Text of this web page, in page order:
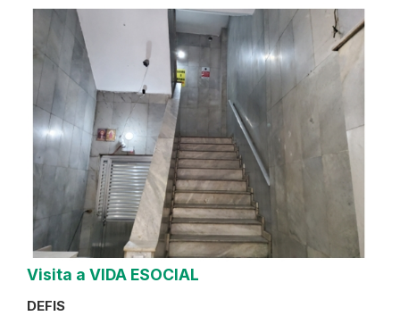
Visita a VIDA ESOCIAL
DEFIS